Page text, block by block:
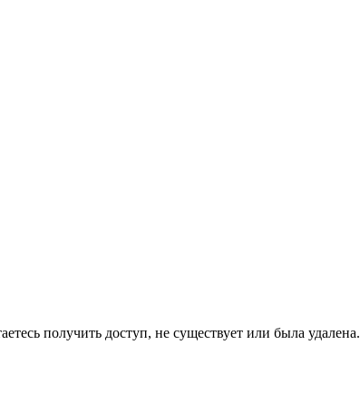
получить доступ, не существует или была удалена.